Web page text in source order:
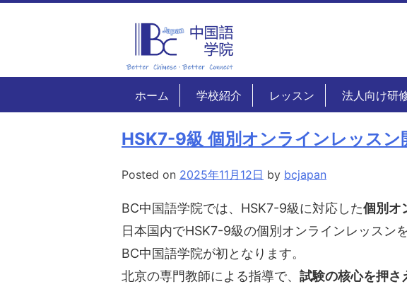
ホーム 学校紹介 レッスン 法人向け研
HSK7-9級 個別オンラインレッスン
Posted on 2025年11月12日 by bcjapan
BC中国語学院では、HSK7-9級に対応した個別オ
日本国内でHSK7-9級の個別オンラインレッスン
BC中国語学院が初となります。
北京の専門教師による指導で、 試験の核心を押さ